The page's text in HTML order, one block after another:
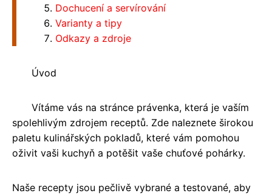
Dochucení a servírování
Varianty a tipy
Odkazy a zdroje
Úvod
Vítáme vás na stránce právenka, která je vaším
spolehlivým zdrojem receptů. Zde naleznete širokou
paletu kulinářských pokladů, které vám pomohou
oživit vaši kuchyň a potěšit vaše chuťové pohárky.
Naše recepty jsou pečlivě vybrané a testované, aby